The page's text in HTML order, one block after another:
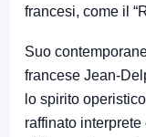
francesi, come il
Suo
francese Jean-
lo spirito
raffinato